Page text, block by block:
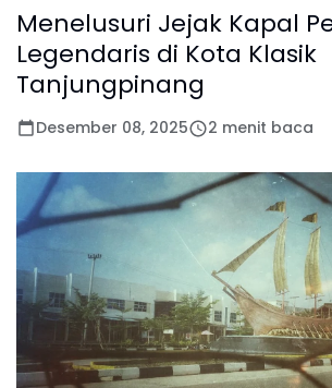
Menelusuri Jejak Kapal
Legendaris di Kota Klasik
Tanjungpinang
Desember 08, 2025 2 menit baca